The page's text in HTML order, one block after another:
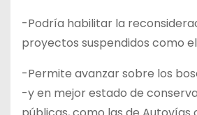
-Podría habilitar la
proyectos suspendidos como
-Permite avanzar sobre los
-y en mejor estado de